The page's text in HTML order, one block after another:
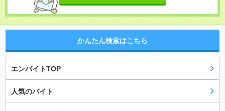
かんたん検索はこちら
エンバイトTOP
人気のバイト